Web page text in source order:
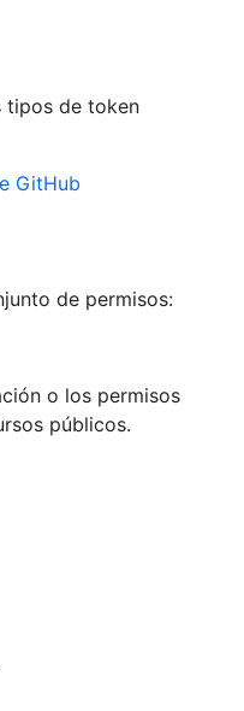
tipos de token
GitHub
de permisos:
o los permisos
públicos.